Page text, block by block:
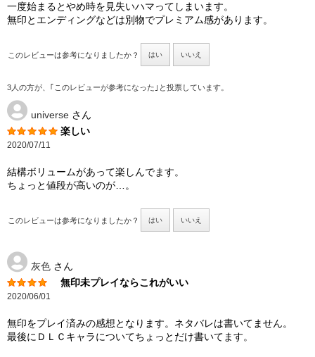
一度始まるとやめ時を見失いハマってしまいます。
無印とエンディングなどは別物でプレミアム感があります。
このレビューは参考になりましたか？ はい いいえ
3人の方が、｢このレビューが参考になった｣と投票しています。
universe さん
楽しい
2020/07/11
結構ボリュームがあって楽しんでます。
ちょっと値段が高いのが…。
このレビューは参考になりましたか？ はい いいえ
灰色 さん
無印未プレイならこれがいい
2020/06/01
無印をプレイ済みの感想となります。ネタバレは書いてません。
最後にＤＬＣキャラについてちょっとだけ書いてます。